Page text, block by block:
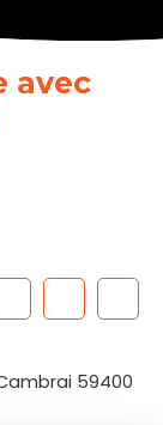
avec
59400